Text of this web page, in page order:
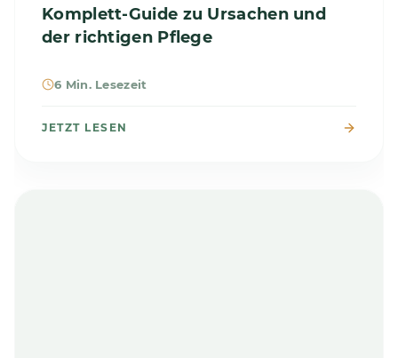
Komplett-Guide zu Ursachen und
der richtigen Pflege
6 Min. Lesezeit
JETZT LESEN